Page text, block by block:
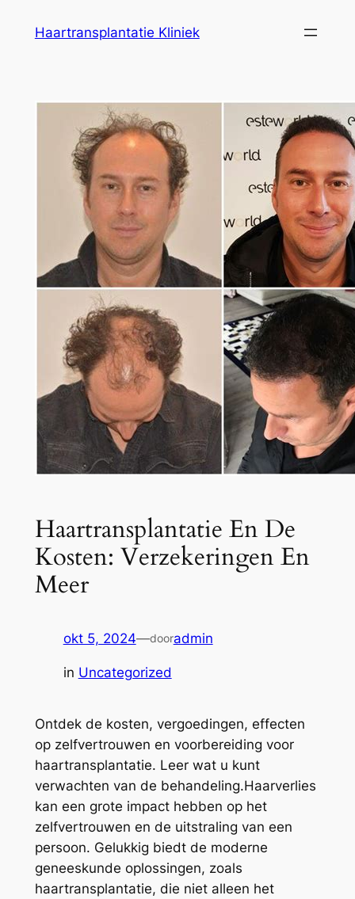
Haartransplantatie Kliniek
Haartransplantatie En De
Kosten: Verzekeringen En
Meer
okt 5, 2024—dooradmin
in Uncategorized
Ontdek de kosten, vergoedingen, effecten
op zelfvertrouwen en voorbereiding voor
haartransplantatie. Leer wat u kunt
verwachten van de behandeling.Haarverlies
kan een grote impact hebben op het
zelfvertrouwen en de uitstraling van een
persoon. Gelukkig biedt de moderne
geneeskunde oplossingen, zoals
haartransplantatie, die niet alleen het